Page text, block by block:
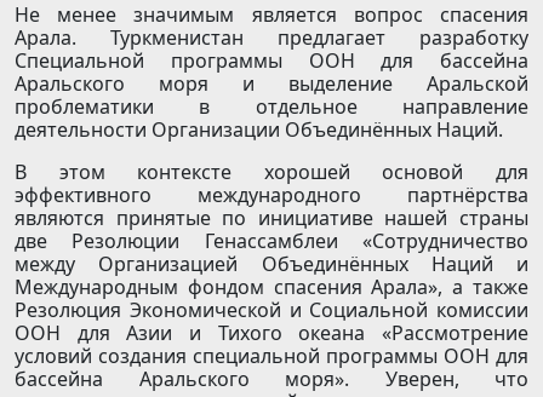
Не менее значимым является вопрос спасения
Арала. Туркменистан предлагает разработку
Специальной программы ООН для бассейна
Аральского моря и выделение Аральской
проблематики в отдельное направление
деятельности Организации Объединённых Наций.
В этом контексте хорошей основой для
эффективного международного партнёрства
являются принятые по инициативе нашей страны
две Резолюции Генассамблеи «Сотрудничество
между Организацией Объединённых Наций и
Международным фондом спасения Арала», а также
Резолюция Экономической и Социальной комиссии
ООН для Азии и Тихого океана «Рассмотрение
условий создания специальной программы ООН для
бассейна Аральского моря». Уверен, что